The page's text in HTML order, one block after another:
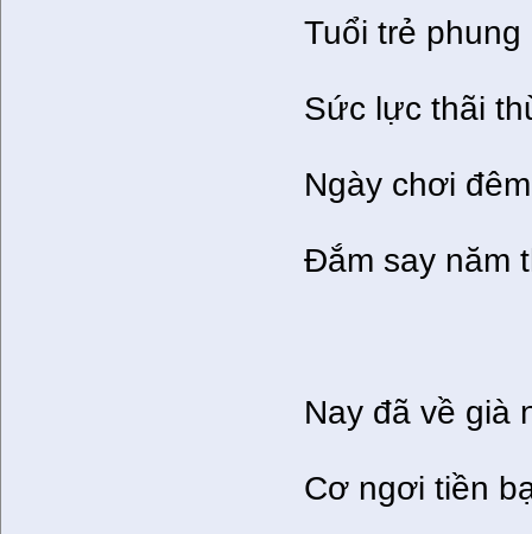
Tuổi trẻ
Sức lực thãi
Ngày chơi
Đắm say năm
Nay đã về già
Cơ ngơi tiền